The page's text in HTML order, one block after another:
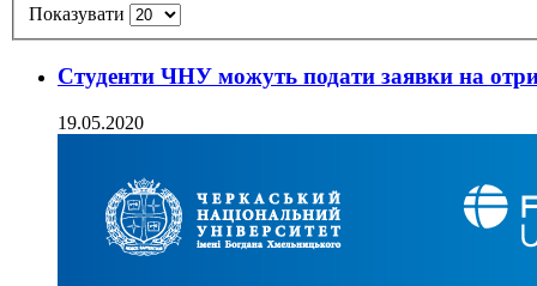
Показувати
Студенти ЧНУ можуть подати заявки на
19.05.2020